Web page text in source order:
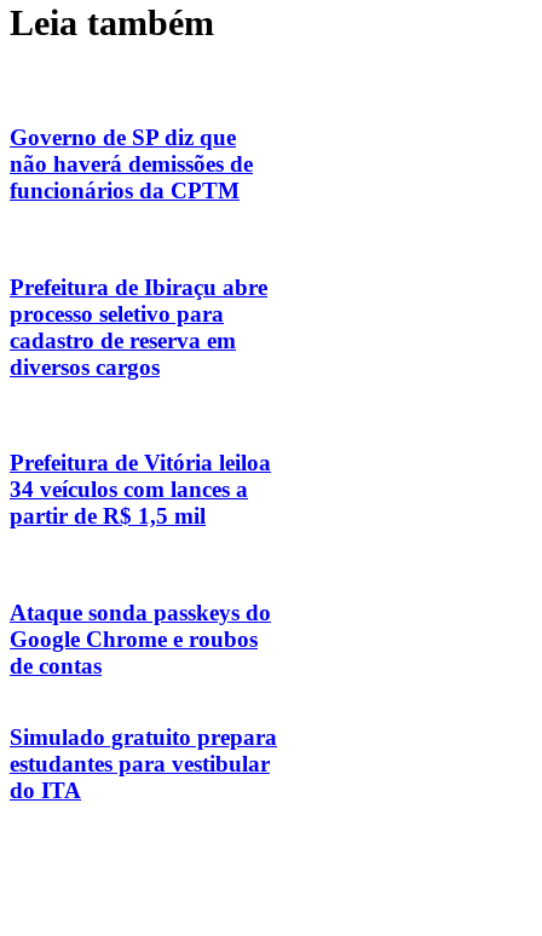
Leia também
Governo de SP diz que
não haverá demissões de
funcionários da CPTM
Prefeitura de Ibiraçu abre
processo seletivo para
cadastro de reserva em
diversos cargos
Prefeitura de Vitória leiloa
34 veículos com lances a
partir de R$ 1,5 mil
Ataque sonda passkeys do
Google Chrome e roubos
de contas
Simulado gratuito prepara
estudantes para vestibular
do ITA